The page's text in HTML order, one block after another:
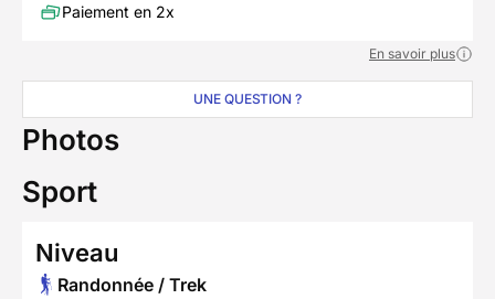
Paiement en 2x
En savoir plus
UNE QUESTION ?
Photos
Sport
Niveau
Randonnée / Trek